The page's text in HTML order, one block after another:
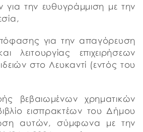
για την ευθυγράμμιση με την
για την απαγόρευση
λειτουργίας επιχειρήσεων
στο Λευκαντί (εντός του
βεβαιωμένων χρηματικών
εισπρακτέων του Δήμου
αυτών, σύμφωνα με την